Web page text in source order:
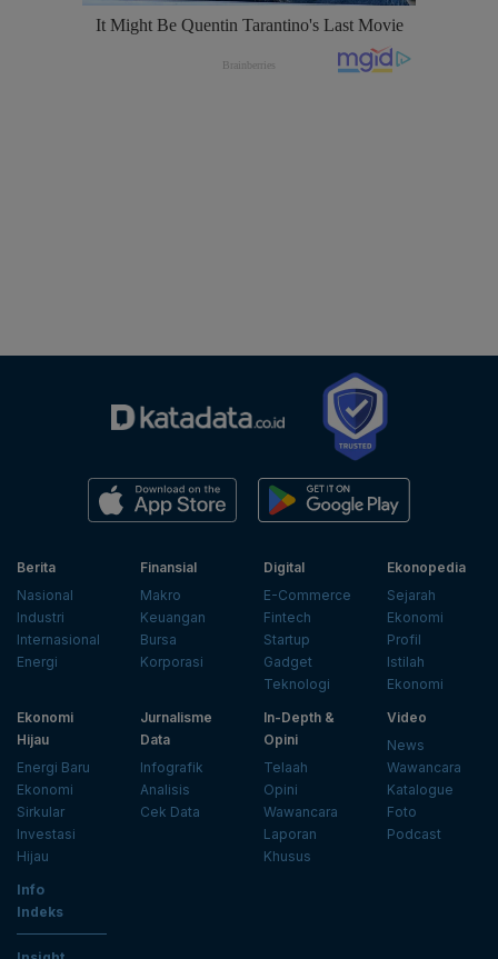
Berita
Nasional
Industri
Internasional
Energi
Finansial
Makro
Keuangan
Bursa
Korporasi
Digital
E-Commerce
Fintech
Startup
Gadget
Teknologi
Ekonopedia
Sejarah
Ekonomi
Profil
Istilah
Ekonomi
Ekonomi
Hijau
Energi Baru
Ekonomi
Sirkular
Investasi
Hijau
Jurnalisme
Data
Infografik
Analisis
Cek Data
In-Depth &
Opini
Telaah
Opini
Wawancara
Laporan
Khusus
Video
News
Wawancara
Katalogue
Foto
Podcast
Info
Indeks